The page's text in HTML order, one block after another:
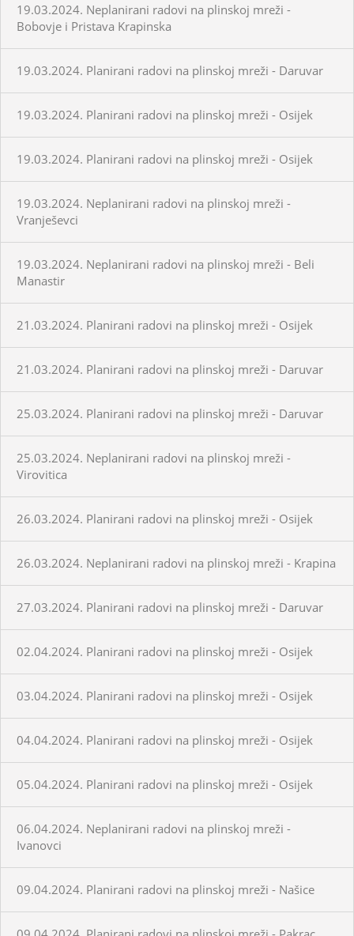
19.03.2024. Neplanirani radovi na plinskoj mreži -
Bobovje i Pristava Krapinska
19.03.2024. Planirani radovi na plinskoj mreži - Daruvar
19.03.2024. Planirani radovi na plinskoj mreži - Osijek
19.03.2024. Planirani radovi na plinskoj mreži - Osijek
19.03.2024. Neplanirani radovi na plinskoj mreži -
Vranješevci
19.03.2024. Neplanirani radovi na plinskoj mreži - Beli
Manastir
21.03.2024. Planirani radovi na plinskoj mreži - Osijek
21.03.2024. Planirani radovi na plinskoj mreži - Daruvar
25.03.2024. Planirani radovi na plinskoj mreži - Daruvar
25.03.2024. Neplanirani radovi na plinskoj mreži -
Virovitica
26.03.2024. Planirani radovi na plinskoj mreži - Osijek
26.03.2024. Neplanirani radovi na plinskoj mreži - Krapina
27.03.2024. Planirani radovi na plinskoj mreži - Daruvar
02.04.2024. Planirani radovi na plinskoj mreži - Osijek
03.04.2024. Planirani radovi na plinskoj mreži - Osijek
04.04.2024. Planirani radovi na plinskoj mreži - Osijek
05.04.2024. Planirani radovi na plinskoj mreži - Osijek
06.04.2024. Neplanirani radovi na plinskoj mreži -
Ivanovci
09.04.2024. Planirani radovi na plinskoj mreži - Našice